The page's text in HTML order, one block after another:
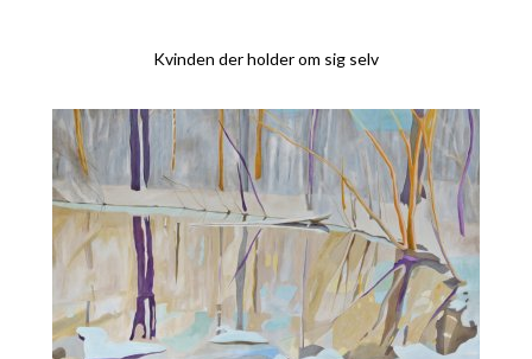
Kvinden der holder om sig selv